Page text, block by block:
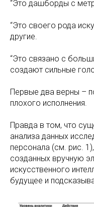
“Это дашборды с
“Это своего рода
другие.
“Это связано с
создают сильные
Первые два верны –
плохого исполнения.
Правда в том, что
анализа данных
персонала (см. рис.
созданных вручную
искусственного
будущее и